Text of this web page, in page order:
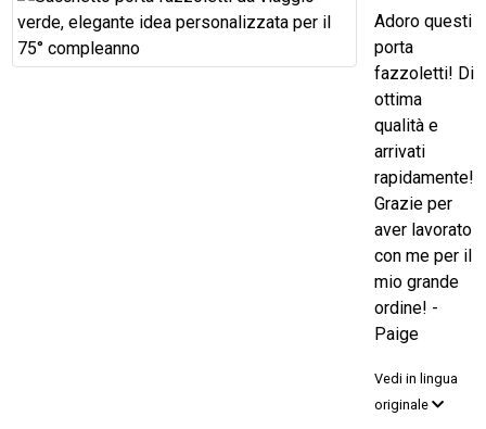
Adoro questi
porta
fazzoletti! Di
ottima
qualità e
arrivati
rapidamente!
Grazie per
aver lavorato
con me per il
mio grande
ordine! -
Paige
Vedi in lingua
originale